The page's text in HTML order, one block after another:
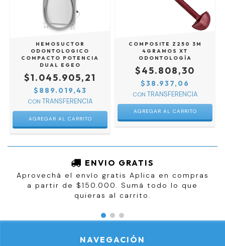
HEMOSUCTOR
ODONTOLOGICO
COMPACTO POTENCIA
DUAL EGEO
$1.045.905,21
$889.019,43
CON
COMPOSITE Z250 3M
4GRAMOS XT
ODONTOLOGÍA
$45.808,30
$38.937,06
CON
AGREGAR AL CARRITO
ENVIO GRATIS
Aprovechá el envío gratis Aplica en compras
a partir de $150.000. Sumá todo lo que
quieras al carrito.
NAVEGACIÓN